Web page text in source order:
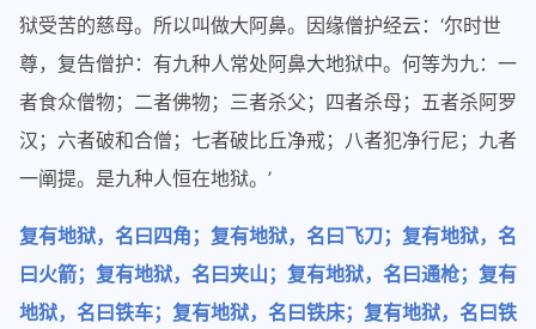
狱受苦的慈母。所以叫做大阿鼻。因缘僧护经云：‘尔时世
尊，复告僧护：有九种人常处阿鼻大地狱中。何等为九：一
者食众僧物；二者佛物；三者杀父；四者杀母；五者杀阿罗
汉；六者破和合僧；七者破比丘净戒；八者犯净行尼；九者
一阐提。是九种人恒在地狱。’
复有地狱，名曰四角；复有地狱，名曰飞刀；复有地狱，名
曰火箭；复有地狱，名曰夹山；复有地狱，名曰通枪；复有
地狱，名曰铁车；复有地狱，名曰铁床；复有地狱，名曰铁